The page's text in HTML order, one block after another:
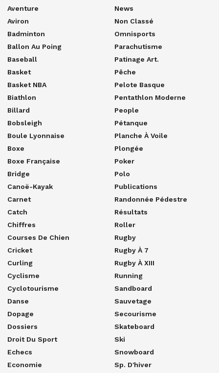
Aventure
Aviron
Badminton
Ballon Au Poing
Baseball
Basket
Basket NBA
Biathlon
Billard
Bobsleigh
Boule Lyonnaise
Boxe
Boxe Française
Bridge
Canoë-Kayak
Carnet
Catch
Chiffres
Courses De Chien
Cricket
Curling
Cyclisme
Cyclotourisme
Danse
Dopage
Dossiers
Droit Du Sport
Echecs
Economie
News
Non Classé
Omnisports
Parachutisme
Patinage Art.
Pêche
Pelote Basque
Pentathlon Moderne
People
Pétanque
Planche À Voile
Plongée
Poker
Polo
Publications
Randonnée Pédestre
Résultats
Roller
Rugby
Rugby À 7
Rugby À XIII
Running
Sandboard
Sauvetage
Secourisme
Skateboard
Ski
Snowboard
Sp. D'hiver